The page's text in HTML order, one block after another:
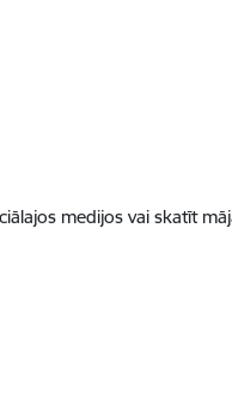
medijos vai skatīt